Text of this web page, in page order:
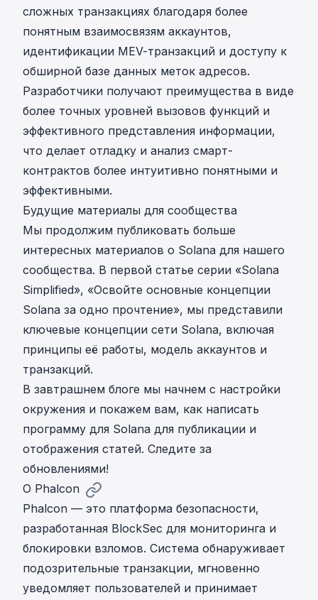
сложных транзакциях благодаря более
понятным взаимосвязям аккаунтов,
идентификации MEV-транзакций и доступу к
обширной базе данных меток адресов.
Разработчики получают преимущества в виде
более точных уровней вызовов функций и
эффективного представления информации,
что делает отладку и анализ смарт-
контрактов более интуитивно понятными и
эффективными.
Будущие материалы для сообщества
Мы продолжим публиковать больше
интересных материалов о Solana для нашего
сообщества. В первой статье серии «Solana
Simplified», «Освойте основные концепции
Solana за одно прочтение», мы представили
ключевые концепции сети Solana, включая
принципы её работы, модель аккаунтов и
транзакций.
В завтрашнем блоге мы начнем с настройки
окружения и покажем вам, как написать
программу для Solana для публикации и
отображения статей. Следите за
обновлениями!
О Phalcon
Phalcon — это платформа безопасности,
разработанная BlockSec для мониторинга и
блокировки взломов. Система обнаруживает
подозрительные транзакции, мгновенно
уведомляет пользователей и принимает